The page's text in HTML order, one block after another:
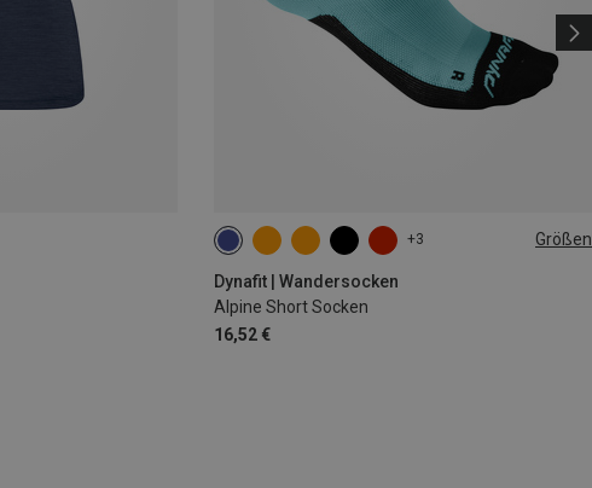
+3 Größen
Dynafit | Wandersocken
Alpine Short Socken
16,52 €
35|36|37|38 39|40|41|42